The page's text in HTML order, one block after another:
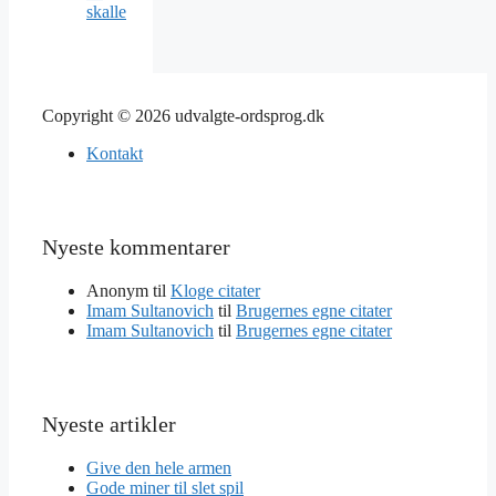
skalle
Copyright © 2026 udvalgte-ordsprog.dk
Kontakt
Nyeste kommentarer
Anonym til Kloge citater
Imam Sultanovich til Brugernes egne citater
Imam Sultanovich til Brugernes egne citater
Nyeste artikler
Give den hele armen
Gode miner til slet spil